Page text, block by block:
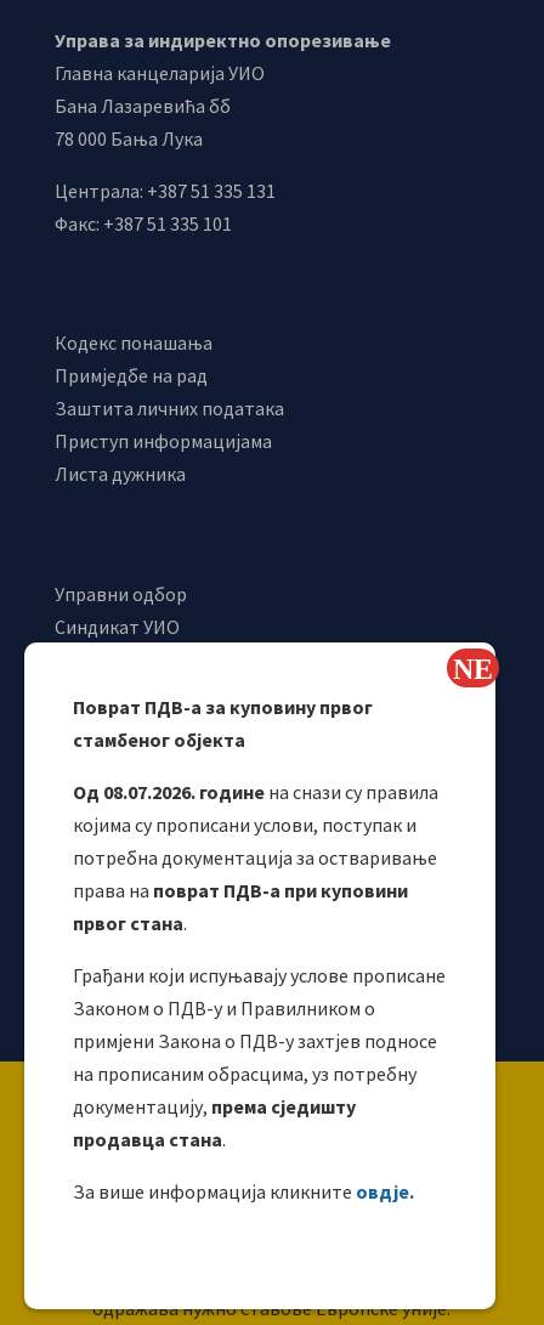
Поврат ПДВ-а за куповину првог
стамбеног објекта
Од 08.07.2026. године на снази су правила
којима су прописани услови, поступак и
потребна документација за остваривање
права на поврат ПДВ-а при куповини
првог стана.
Грађани који испуњавају услове прописане
Законом о ПДВ-у и Правилником о
примјени Закона о ПДВ-у захтјев подносе
на прописаним обрасцима, уз потребну
документацију, према сједишту
продавца стана.
За више информација кликните овдје.
Управа за индиректно опорезивање
Главна канцеларија УИО
Бана Лазаревића бб
78 000 Бања Лука
Централа: +387 51 335 131
Факс: +387 51 335 101
Кодекс понашања
Примједбе на рад
Заштита личних података
Приступ информацијама
Листа дужника
Управни одбор
Синдикат УИО
Одјељење за макроекономску анализу
Корисни линкови
Copyright ©2026 Uprava za indirektno / neizravno
oporezivanje BiH
Ова веб страница направљена је и одржава се уз
одражава нужно ставове Европске уније.